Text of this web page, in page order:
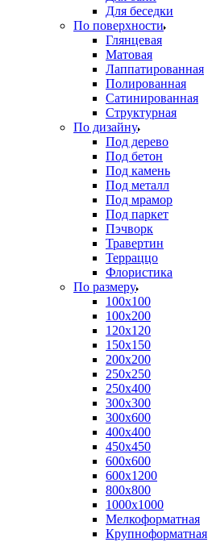
Для беседки
По поверхности
Глянцевая
Матовая
Лаппатированная
Полированная
Сатинированная
Структурная
По дизайну
Под дерево
Под бетон
Под камень
Под металл
Под мрамор
Под паркет
Пэчворк
Травертин
Терраццо
Флористика
По размеру
100х100
100х200
120х120
150х150
200х200
250х250
250х400
300х300
300х600
400х400
450х450
600х600
600х1200
800х800
1000х1000
Мелкоформатная
Крупноформатная